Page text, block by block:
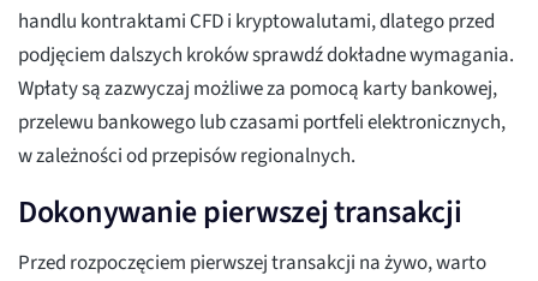
handlu kontraktami CFD i kryptowalutami, dlatego przed
podjęciem dalszych kroków sprawdź dokładne wymagania.
Wpłaty są zazwyczaj możliwe za pomocą karty bankowej,
przelewu bankowego lub czasami portfeli elektronicznych,
w zależności od przepisów regionalnych.
Dokonywanie pierwszej transakcji
Przed rozpoczęciem pierwszej transakcji na żywo, warto